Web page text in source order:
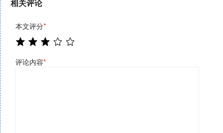
相关评论
本文评分*
评论内容*